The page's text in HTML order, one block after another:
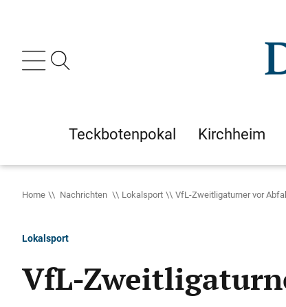
Teckbotenpokal Kirchheim
Home Nachrichten Lokalsport VfL-Zweitligaturner vor
Lokalsport
VfL-